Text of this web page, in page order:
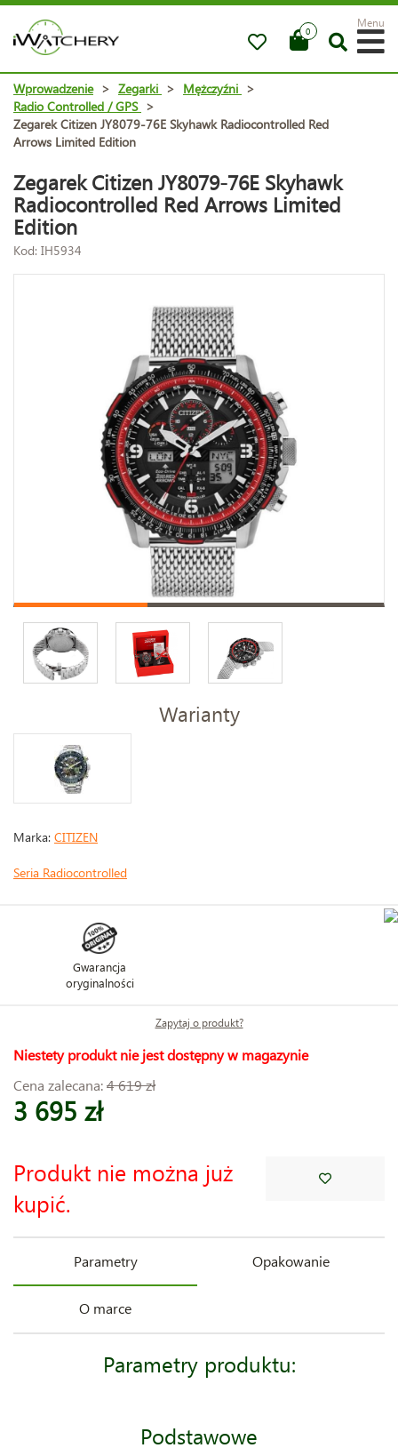
0
Menu
Wprowadzenie > Zegarki > Mężczyźni >
Radio Controlled / GPS >
Zegarek Citizen JY8079-76E Skyhawk Radiocontrolled Red
Arrows Limited Edition
Zegarek Citizen JY8079-76E Skyhawk
Radiocontrolled Red Arrows Limited
Edition
Kod: IH5934
Warianty
Marka: CITIZEN
Seria Radiocontrolled
Gwarancja
oryginalności
Zapytaj o produkt?
Niestety produkt nie jest dostępny w magazynie
Cena zalecana:4 619 zł
3 695 zł
Produkt nie można już
kupić.
Parametry Opakowanie
O marce
Parametry produktu:
Podstawowe